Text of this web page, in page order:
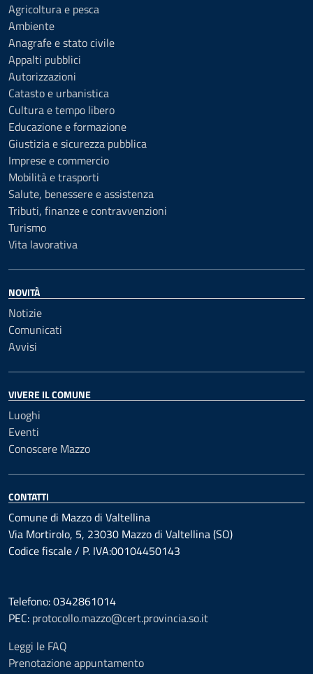
Agricoltura e pesca
Ambiente
Anagrafe e stato civile
Appalti pubblici
Autorizzazioni
Catasto e urbanistica
Cultura e tempo libero
Educazione e formazione
Giustizia e sicurezza pubblica
Imprese e commercio
Mobilità e trasporti
Salute, benessere e assistenza
Tributi, finanze e contravvenzioni
Turismo
Vita lavorativa
NOVITÀ
Notizie
Comunicati
Avvisi
VIVERE IL COMUNE
Luoghi
Eventi
Conoscere Mazzo
CONTATTI
Comune di Mazzo di Valtellina
Via Mortirolo, 5, 23030 Mazzo di Valtellina (SO)
Codice fiscale / P. IVA:00104450143
Telefono: 0342861014
PEC: protocollo.mazzo@cert.provincia.so.it
Leggi le FAQ
Prenotazione appuntamento